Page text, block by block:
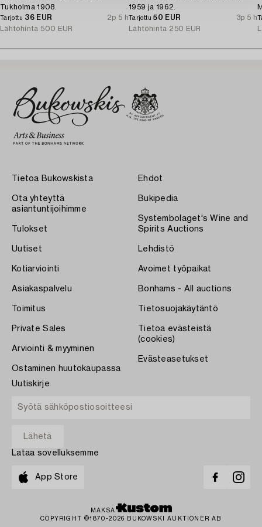
Tukholma 1908.
Tarjottu 36 EUR
2p 5 h
Lähtöhinta 500 EUR
1959 ja 1962.
Tarjottu50 EUR
3p 5 h
Lähtöhinta 250 EUR
Tietoa Bukowskista
Ota yhteyttä
asiantuntijoihimme
Tulokset
Uutiset
Kotiarviointi
Asiakaspalvelu
Toimitus
Private Sales
Arviointi & myyminen
Ostaminen huutokaupassa
Ehdot
Bukipedia
Systembolaget's Wine and
Spirits Auctions
Lehdistö
Avoimet työpaikat
Bonhams - All auctions
Tietosuojakäytäntö
Tietoa evästeistä
(cookies)
Evästeasetukset
Uutiskirje
Lataa sovelluksemme
App Store
MAKSA
COPYRIGHT ©1870-2026 BUKOWSKI AUKTIONER AB